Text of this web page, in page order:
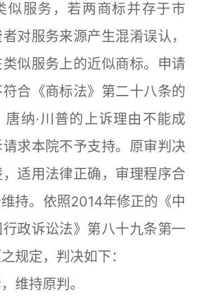
似服务，若两商标并存于市
对服务来源产生混淆误认，
似服务上的近似商标。申请
合《商标法》第二十八条的
唐纳·川普的上诉理由不能成
求本院不予支持。原审判决
适用法律正确，审理程序合
持。依照2014年修正的《中
政诉讼法》第八十九条第一
规定，判决如下：
持原判。